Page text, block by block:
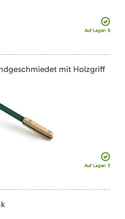
Auf Lager: 6
mit Holzgriff
Auf Lager: 5